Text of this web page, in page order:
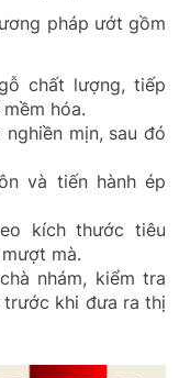
pháp ướt gồm
chất lượng, tiếp
hóa.
mịn, sau đó
và tiến hành ép
kích thước tiêu
mà.
nhám, kiểm tra
khi đưa ra thị